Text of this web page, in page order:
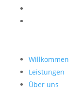
Willkommen
Leistungen
Über uns